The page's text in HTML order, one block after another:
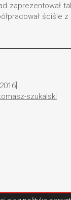
zaprezentował
ściśle
szukalski